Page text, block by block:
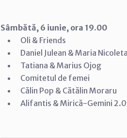
Sâmbătă, 6 iunie, ora 19.00
Oli & Friends
Daniel Julean & Maria
Tatiana & Marius Ojog
Comitetul de femei
Călin Pop & Cătălin Moraru
Alifantis & Mirică-Gemini 2.0